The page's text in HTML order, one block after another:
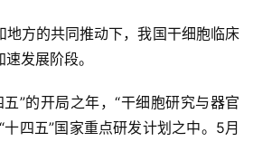
地方的共同推动下，我国干细胞临床
发展阶段。
”的开局之年，“干细胞研究与器官
十四五”国家重点研发计划之中。5月